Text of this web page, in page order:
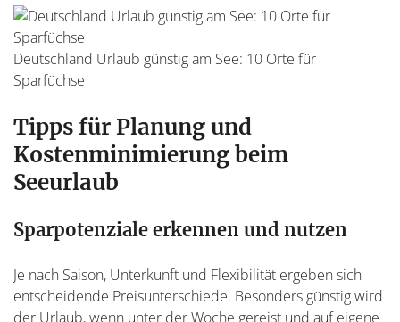
Deutschland Urlaub günstig am See: 10 Orte für
Sparfüchse
Tipps für Planung und
Kostenminimierung beim
Seeurlaub
Sparpotenziale erkennen und nutzen
Je nach Saison, Unterkunft und Flexibilität ergeben sich
entscheidende Preisunterschiede. Besonders günstig wird
der Urlaub, wenn unter der Woche gereist und auf eigene